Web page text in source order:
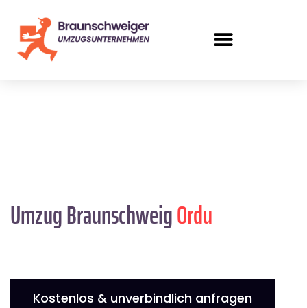
Umzug BraunschweigOrdu
Kostenlos & unverbindlich anfragen